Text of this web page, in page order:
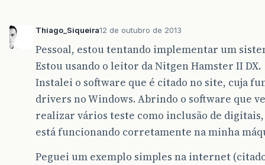
Thiago_Siqueira12 de outubro de 2013
Pessoal, estou tentando implementar um
Estou usando o leitor da Nitgen Hamster II DX.
Instalei o software que é citado no site, cuja
drivers no Windows. Abrindo o software que
realizar vários teste como inclusão de
está funcionando corretamente na minha
Peguei um exemplo simples na internet